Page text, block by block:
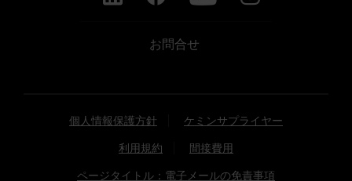
お問合せ
個人情報保護方針 ケミンサプライヤー
利用規約 間接費用
ページタイトル：電子メールの免責事項